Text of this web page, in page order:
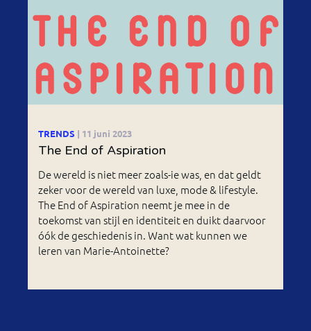
TRENDS | 11 juni 2023
The End of Aspiration
De wereld is niet meer zoals-ie was, en dat geldt
zeker voor de wereld van luxe, mode & lifestyle.
The End of Aspiration neemt je mee in de
toekomst van stijl en identiteit en duikt daarvoor
óók de geschiedenis in. Want wat kunnen we
leren van Marie-Antoinette?